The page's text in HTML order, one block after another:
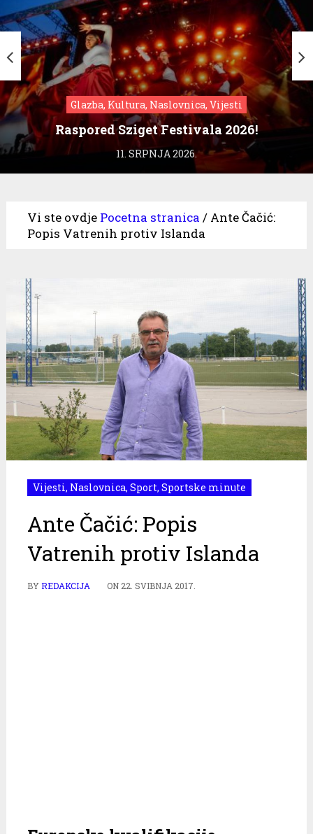
Glazba, Kultura, Naslovnica, Vijesti
Raspored Sziget Festivala 2026!
11. SRPNJA 2026.
Vi ste ovdje Pocetna stranica / Ante Čačić:
Popis Vatrenih protiv Islanda
Vijesti, Naslovnica, Sport, Sportske minute
Ante Čačić: Popis
Vatrenih protiv Islanda
BYREDAKCIJA ON 22. SVIBNJA 2017.